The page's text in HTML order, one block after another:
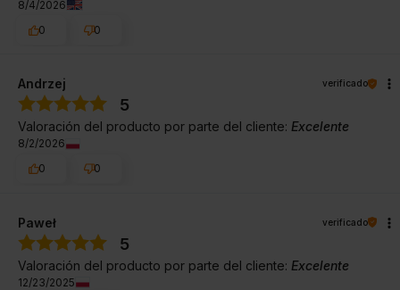
8/4/2026
0
0
Andrzej verificado
5
Valoración del producto por parte del cliente: Excelente
8/2/2026
0
0
Paweł verificado
5
Valoración del producto por parte del cliente: Excelente
12/23/2025